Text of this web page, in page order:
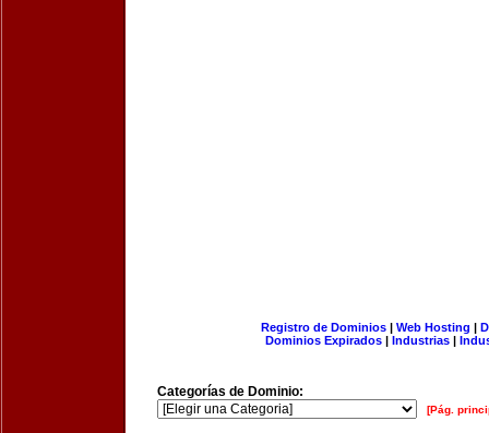
Registro de Dominios| Web Hosting |
Dominios Expirados | Industrias |
Categorías de Dominio:
[Pág.